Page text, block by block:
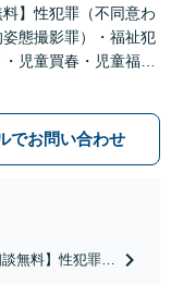
料】性犯罪（不同意わ
態撮影罪）・福祉犯
・児童買春・児童福祉
詳しい弁護士です
でお問い合わせ
談無料】性犯罪